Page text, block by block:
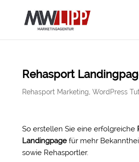
Rehasport
Rehasport Marketing, WordPress
So erstellen Sie eine erfolgreiche
Landingpagefür mehr
sowie Rehasportler.